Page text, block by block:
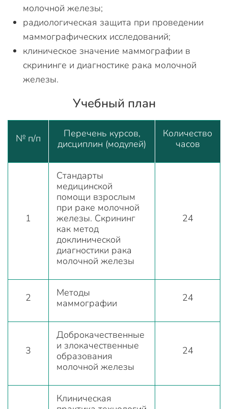
молочной железы;
радиологическая защита при проведении
маммографических исследований;
клиническое значение маммографии в
скрининге и диагностике рака молочной
железы.
Учебный план
№ п/п
Перечень курсов,
дисциплин (модулей)
Количество
часов
1
Стандарты
медицинской
помощи взрослым
при раке молочной
железы. Скрининг
как метод
доклинической
диагностики рака
молочной железы
24
2
Методы
маммографии
24
3
Доброкачественные
и злокачественные
образования
молочной железы
24
Клиническая